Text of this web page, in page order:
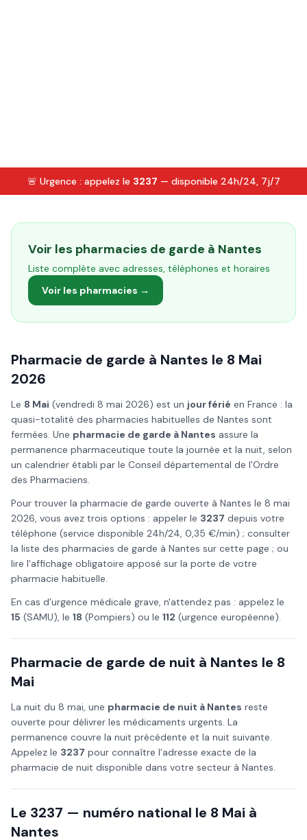
🚨 Urgence : appelez le 3237 — disponible 24h/24, 7j/7
Voir les pharmacies de garde à Nantes
Liste complète avec adresses, téléphones et horaires
Voir les pharmacies →
Pharmacie de garde à Nantes le 8 Mai
2026
Le 8 Mai (vendredi 8 mai 2026) est un jour férié en France : la
quasi-totalité des pharmacies habituelles de Nantes sont
fermées. Une pharmacie de garde à Nantes assure la
permanence pharmaceutique toute la journée et la nuit, selon
un calendrier établi par le Conseil départemental de l'Ordre
des Pharmaciens.
Pour trouver la pharmacie de garde ouverte à Nantes le 8 mai
2026, vous avez trois options : appeler le 3237 depuis votre
téléphone (service disponible 24h/24, 0,35 €/min) ; consulter
la liste des pharmacies de garde à Nantes sur cette page ; ou
lire l'affichage obligatoire apposé sur la porte de votre
pharmacie habituelle.
En cas d'urgence médicale grave, n'attendez pas : appelez le
15 (SAMU), le 18 (Pompiers) ou le 112 (urgence européenne).
Pharmacie de garde de nuit à Nantes le 8
Mai
La nuit du 8 mai, une pharmacie de nuit à Nantes reste
ouverte pour délivrer les médicaments urgents. La
permanence couvre la nuit précédente et la nuit suivante.
Appelez le 3237 pour connaître l'adresse exacte de la
pharmacie de nuit disponible dans votre secteur à Nantes.
Le 3237 — numéro national le 8 Mai à
Nantes